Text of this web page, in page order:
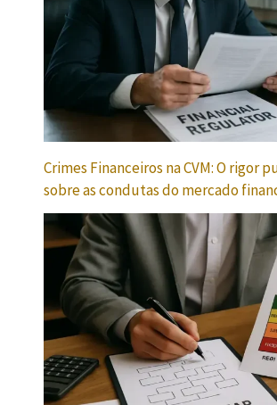
Crimes Financeiros na CVM: O rigor
sobre as condutas do mercado